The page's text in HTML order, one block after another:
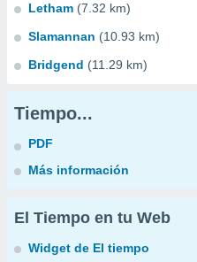
Letham (7.32 km)
Slamannan (10.93 km)
Bridgend (11.29 km)
Tiempo...
PDF
Más información
El Tiempo en tu Web
Widget de El tiempo